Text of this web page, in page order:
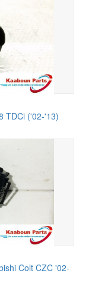
TDCi ('02-'13)
Colt CZC '02-